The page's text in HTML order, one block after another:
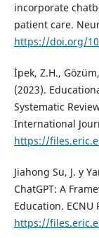
incorporate
patient care.
https://doi.org/
İpek, Z.H.,
(2023).
Systematic
International
https://
Jiahong Su, J. y
ChatGPT: A
Education. ECNU
https://